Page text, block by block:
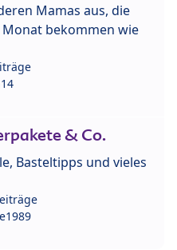
Mamas aus, die
bekommen wie
& Co.
Basteltipps und vieles